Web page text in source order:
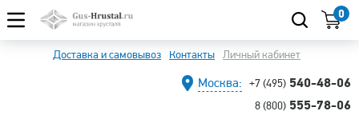
0
Доставка и самовывоз Контакты Личный кабинет
Москва: +7 (495) 540-48-06
8 (800) 555-78-06